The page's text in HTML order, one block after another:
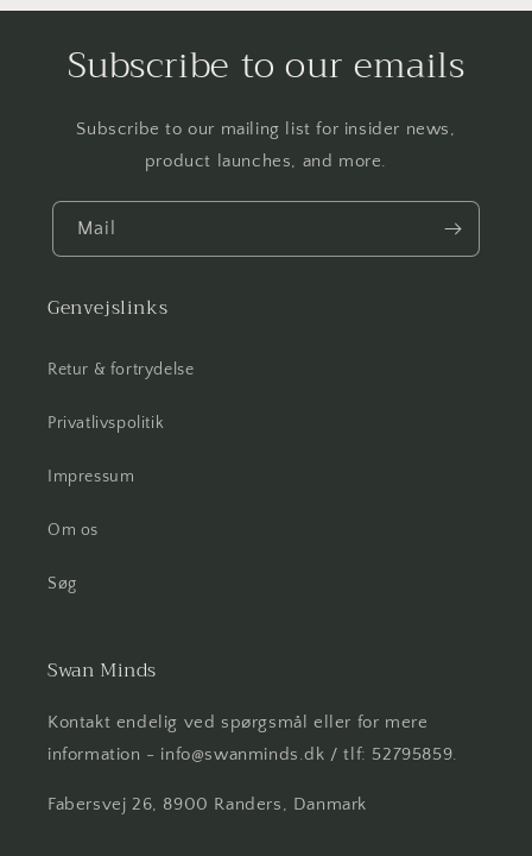
Subscribe to our emails
Subscribe to our mailing list for insider news,
product launches, and more.
Mail
Genvejslinks
Retur & fortrydelse
Privatlivspolitik
Impressum
Om os
Søg
Swan Minds
Kontakt endelig ved spørgsmål eller for mere
information - info@swanminds.dk / tlf: 52795859.
Fabersvej 26, 8900 Randers, Danmark